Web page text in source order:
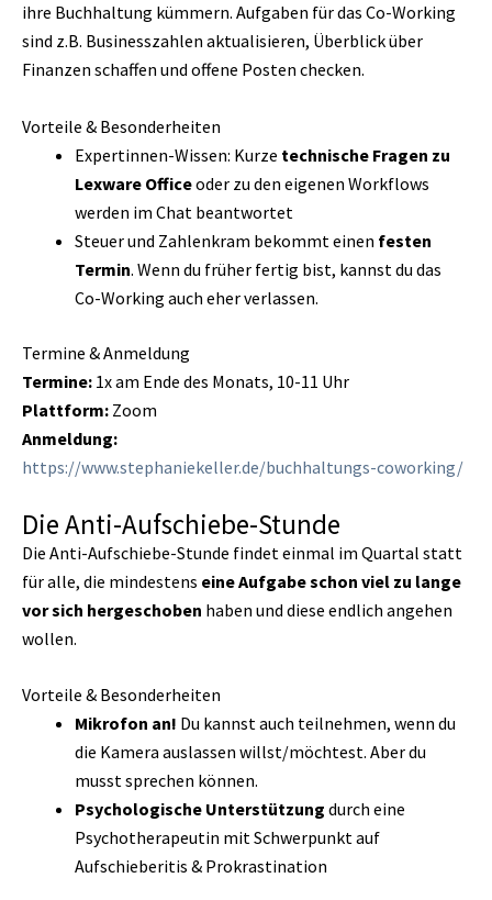
ihre Buchhaltung kümmern. Aufgaben für das Co-Working
sind z.B. Businesszahlen aktualisieren, Überblick über
Finanzen schaffen und offene Posten checken.
Vorteile & Besonderheiten
Expertinnen-Wissen: Kurze technische Fragen zu
Lexware Officeoder zu den eigenen Workflows
werden im Chat beantwortet
Steuer und Zahlenkram bekommt einen festen
Termin. Wenn du früher fertig bist, kannst du das
Co-Working auch eher verlassen.
Termine & Anmeldung
Termine: 1x am Ende des Monats, 10-11 Uhr
Plattform: Zoom
Anmeldung:
https://www.stephaniekeller.de/buchhaltungs-coworking/
Die Anti-Aufschiebe-Stunde
Die Anti-Aufschiebe-Stunde findet einmal im Quartal statt
für alle, die mindestens eine Aufgabe schon viel zu lange
vor sich hergeschoben haben und diese endlich angehen
wollen.
Vorteile & Besonderheiten
Mikrofon an! Du kannst auch teilnehmen, wenn du
die Kamera auslassen willst/möchtest. Aber du
musst sprechen können.
Psychologische Unterstützung durch eine
Psychotherapeutin mit Schwerpunkt auf
Aufschieberitis & Prokrastination